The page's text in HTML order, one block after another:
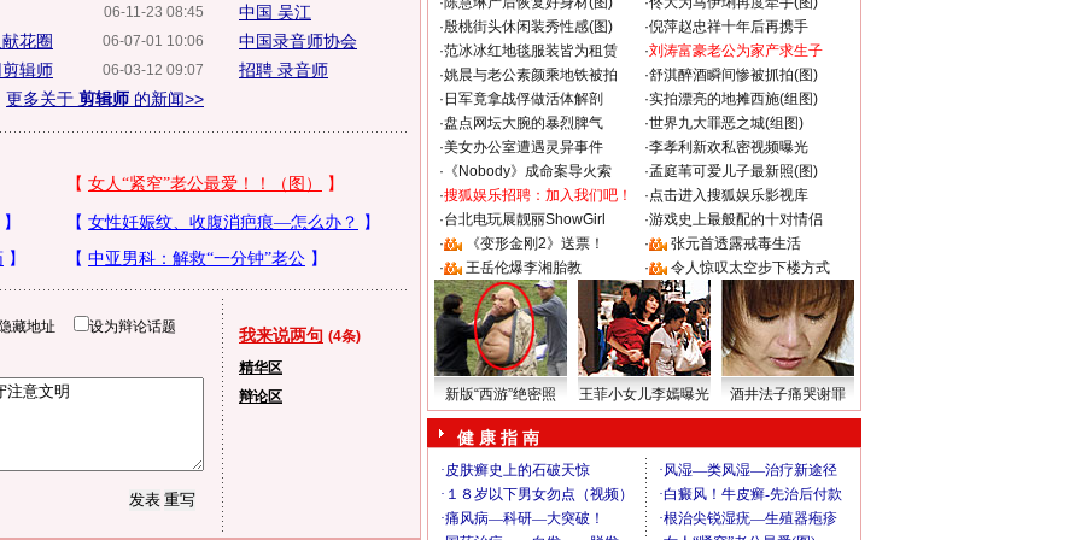
06-11-23 08:45
06-07-01 10:06
花圈
06-03-12 09:07
辑师
更多关于 剪辑师 的新闻>>
中国 吴江
中国录音师协会
招聘 录音师
藏地址 设为辩论话题 我来说两句 (4条)
精华区
辩论区
·殷桃街头休闲装秀性感(图) ·倪萍赵忠祥十年后再携手
·范冰冰红地毯服装皆为租赁 ·刘涛富豪老公为家产求生子
·姚晨与老公素颜乘地铁被拍 ·舒淇醉酒瞬间惨被抓拍(图)
· 日军竟拿战俘做活体解剖 ·实拍漂亮的地摊西施(组图)
·盘点网坛大腕的暴烈脾气 ·世界九大罪恶之城(组图)
·美女办公室遭遇灵异事件 ·李孝利新欢私密视频曝光
· 《Nobody》成命案导火索 ·孟庭苇可爱儿子最新照(图)
·搜狐娱乐招聘：加入我们吧！ ·点击进入搜狐娱乐影视库
·台北电玩展靓丽ShowGirl ·游戏史上最般配的十对情侣
·
《变形金刚2》送票！ ·
张元首透露戒毒生活
·
王岳伦爆李湘胎教 · 令人惊叹太空步下楼方式
新版“西游”绝密照 王菲小女儿李嫣曝光 酒井法子痛哭谢罪
健 康 指 南